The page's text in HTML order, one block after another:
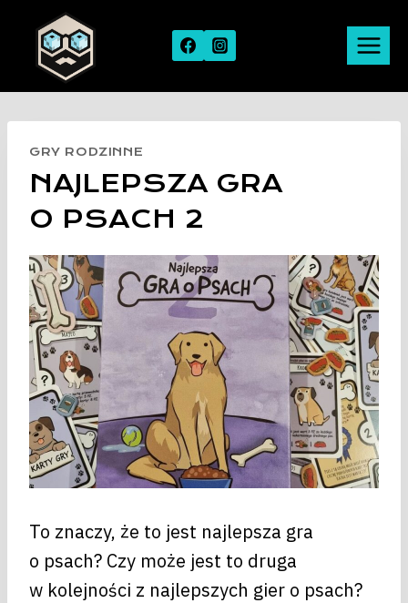
content
GRY RODZINNE
NAJLEPSZA GRA
O PSACH 2
To znaczy, że to jest najlepsza gra
o psach? Czy może jest to druga
w kolejności z najlepszych gier o psach?